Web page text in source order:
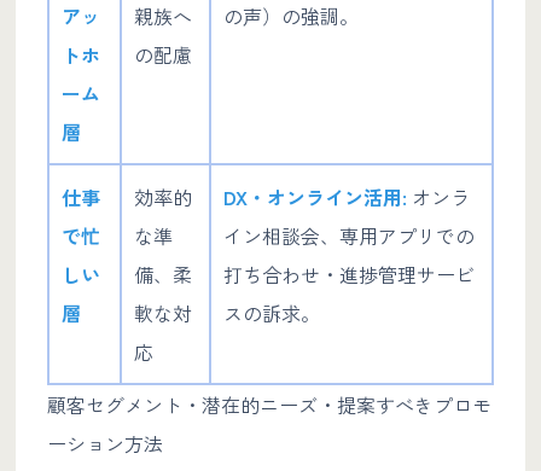
アッ
トホ
ーム
層
親族へ
の配慮
の声）の強調。
仕事
で忙
しい
層
効率的
な準
備、柔
軟な対
応
DX・オンライン活用: オンラ
イン相談会、専用アプリでの
打ち合わせ・進捗管理サービ
スの訴求。
顧客セグメント・潜在的ニーズ・提案すべきプロモ
ーション方法